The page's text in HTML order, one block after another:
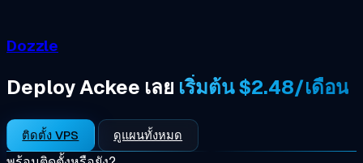
Dozzle
Deploy Ackee เลย เริ่มต้น $2.48/เดือน
ติดตั้ง VPS ดูแผนทั้งหมด